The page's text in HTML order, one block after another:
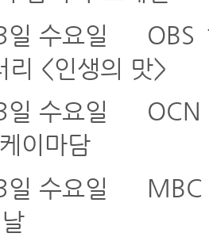
수요일
OBS
리 <인생의 맛>
수요일
이마담
수요일
MBC